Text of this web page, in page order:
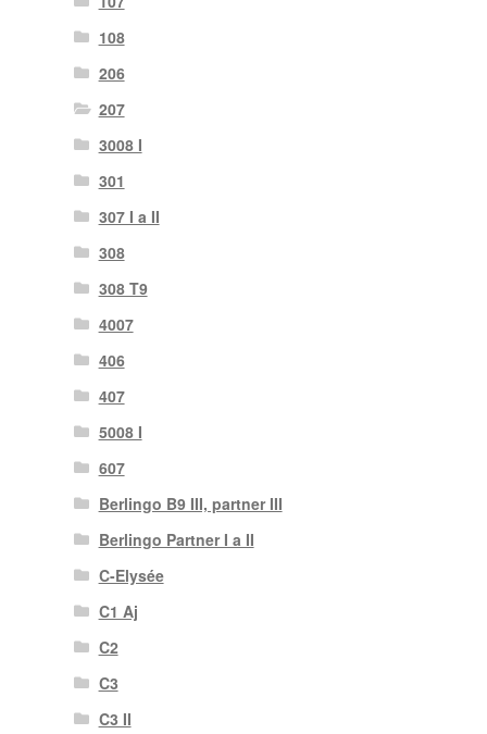
108
206
207
3008 I
301
307 I a II
308
308 T9
4007
406
407
5008 I
607
Berlingo B9 III, partner III
Berlingo Partner I a II
C-Elysée
C1 Aj
C2
C3
C3 II